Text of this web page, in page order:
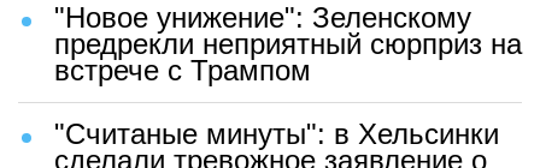
"Новое унижение": Зеленскому
предрекли неприятный сюрприз на
встрече с Трампом
"Считаные минуты": в Хельсинки
сделали тревожное заявление о